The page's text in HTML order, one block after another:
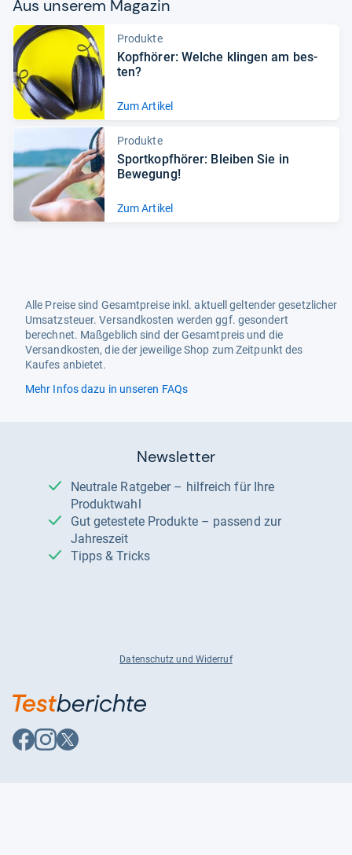
Aus unse­rem Maga­zin
Produkte
Kopf­hö­rer: Wel­che klin­gen am bes­
ten?
Zum Artikel
Produkte
Sport­kopf­hö­rer: Blei­ben Sie in
Bewe­gung!
Zum Artikel
Alle Preise sind Gesamtpreise inkl. aktuell geltender gesetzlicher
Umsatzsteuer. Versandkosten werden ggf. gesondert
berechnet. Maßgeblich sind der Gesamtpreis und die
Versandkosten, die der jeweilige Shop zum Zeitpunkt des
Kaufes anbietet.
Mehr Infos dazu in unseren FAQs
Newsletter
Neutrale Ratgeber – hilfreich für Ihre
Produktwahl
Gut getestete Produkte – passend zur
Jahreszeit
Tipps & Tricks
Datenschutz und Widerruf
Auf
Facebook
Auf
Instagram
Auf
X